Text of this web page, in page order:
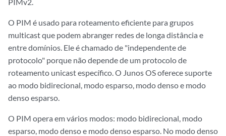
O PIM é usado para roteamento eficiente para grupos
multicast que podem abranger redes de longa distância e
entre domínios. Ele é chamado de "independente de
protocolo" porque não depende de um protocolo de
roteamento unicast específico. O Junos OS oferece suporte
ao modo bidirecional, modo esparso, modo denso e modo
denso esparso.
O PIM opera em vários modos: modo bidirecional, modo
esparso, modo denso e modo denso esparso. No modo denso